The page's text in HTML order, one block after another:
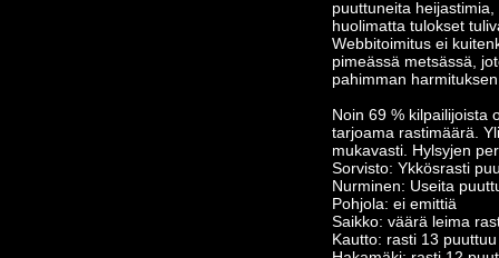
puuttuneita
huolimatta tulokset
Webbitoimitus ei
pimeässä metsässä,
pahimman
Noin 69 % kilpailijoista
tarjoama rastimäärä.
mukavasti. Hylsyjen
Sorvisto: Ykkösrasti
Nurminen: Useita
Pohjola: ei emittiä
Saikko: väärä leima
Kautto: rasti 13 puuttuu